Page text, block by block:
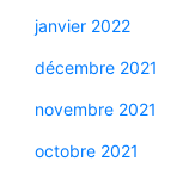
janvier 2022
décembre 2021
novembre 2021
octobre 2021